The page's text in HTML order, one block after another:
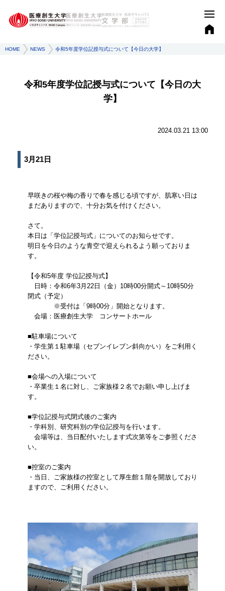
HOME NEWS 令和5年度学位記授与式について【今日の大学】
令和5年度学位記授与式について【今日の大
学】
2024.03.21 13:00
3月21日
早咲きの桜や梅の香りで春を感じる頃ですが、肌寒い日は
まだありますので、十分お気を付けください。
さて。
本日は「学位記授与式」についてのお知らせです。
明日を今日のような青空で迎えられるよう願っておりま
す。
【令和5年度 学位記授与式】
日時：令和6年3月22日（金）10時00分開式～10時50分
閉式（予定）
※受付は「9時00分」開始となります。
会場：医療創生大学 コンサートホール
■駐車場について
・学生第１駐車場（セブンイレブン斜向かい）をご利用く
ださい。
■会場への入場について
・卒業生１名に対し、ご家族様２名でお願い申し上げま
す。
■学位記授与式閉式後のご案内
・学科別、研究科別の学位記授与を行います。
会場等は、当日配付いたします式次第等をご参照くださ
い。
■控室のご案内
・当日、ご家族様の控室として厚生館１階を開放しており
ますので、ご利用ください。